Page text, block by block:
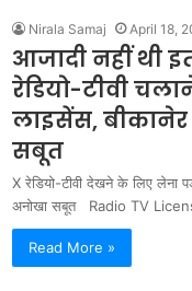
Nirala Samaj April 18,
आजादी नहीं थी
रेडियो-टीवी
लाइसेंस,
सबूत
X रेडियो-टीवी देखने के लिए लेना
अनोखा सबूत Radio TV
Read More »